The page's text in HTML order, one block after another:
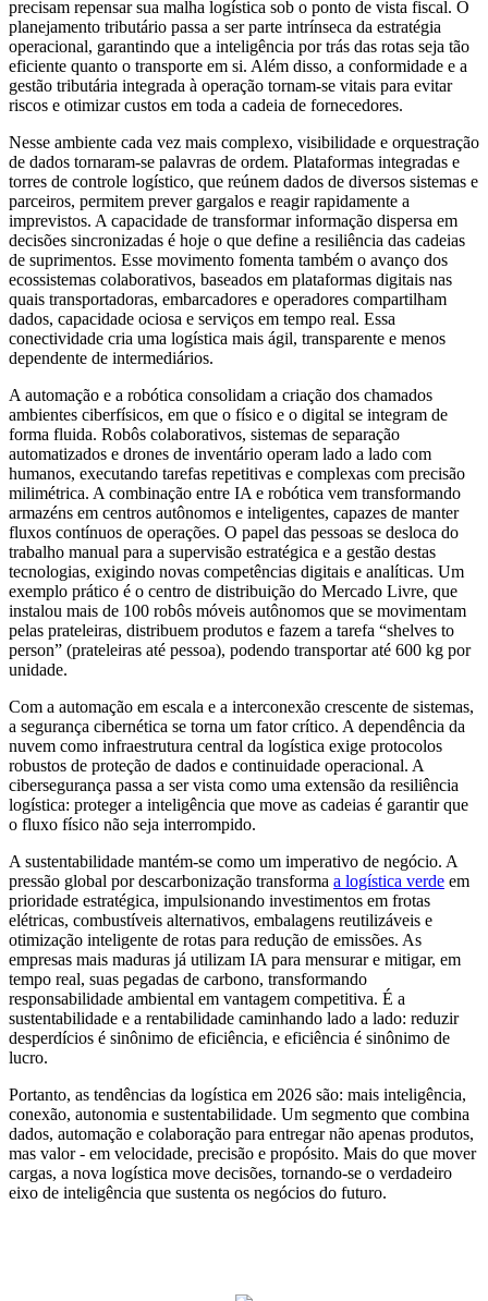
precisam repensar sua malha logística sob o ponto de vista fiscal. O
planejamento tributário passa a ser parte intrínseca da estratégia
operacional, garantindo que a inteligência por trás das rotas seja tão
eficiente quanto o transporte em si. Além disso, a conformidade e a
gestão tributária integrada à operação tornam-se vitais para evitar
riscos e otimizar custos em toda a cadeia de fornecedores.
Nesse ambiente cada vez mais complexo, visibilidade e orquestração
de dados tornaram-se palavras de ordem. Plataformas integradas e
torres de controle logístico, que reúnem dados de diversos sistemas e
parceiros, permitem prever gargalos e reagir rapidamente a
imprevistos. A capacidade de transformar informação dispersa em
decisões sincronizadas é hoje o que define a resiliência das cadeias
de suprimentos. Esse movimento fomenta também o avanço dos
ecossistemas colaborativos, baseados em plataformas digitais nas
quais transportadoras, embarcadores e operadores compartilham
dados, capacidade ociosa e serviços em tempo real. Essa
conectividade cria uma logística mais ágil, transparente e menos
dependente de intermediários.
A automação e a robótica consolidam a criação dos chamados
ambientes ciberfísicos, em que o físico e o digital se integram de
forma fluida. Robôs colaborativos, sistemas de separação
automatizados e drones de inventário operam lado a lado com
humanos, executando tarefas repetitivas e complexas com precisão
milimétrica. A combinação entre IA e robótica vem transformando
armazéns em centros autônomos e inteligentes, capazes de manter
fluxos contínuos de operações. O papel das pessoas se desloca do
trabalho manual para a supervisão estratégica e a gestão destas
tecnologias, exigindo novas competências digitais e analíticas. Um
exemplo prático é o centro de distribuição do Mercado Livre, que
instalou mais de 100 robôs móveis autônomos que se movimentam
pelas prateleiras, distribuem produtos e fazem a tarefa “shelves to
person” (prateleiras até pessoa), podendo transportar até 600 kg por
unidade.
Com a automação em escala e a interconexão crescente de sistemas,
a segurança cibernética se torna um fator crítico. A dependência da
nuvem como infraestrutura central da logística exige protocolos
robustos de proteção de dados e continuidade operacional. A
cibersegurança passa a ser vista como uma extensão da resiliência
logística: proteger a inteligência que move as cadeias é garantir que
o fluxo físico não seja interrompido.
A sustentabilidade mantém-se como um imperativo de negócio. A
pressão global por descarbonização transforma a logística verde em
prioridade estratégica, impulsionando investimentos em frotas
elétricas, combustíveis alternativos, embalagens reutilizáveis e
otimização inteligente de rotas para redução de emissões. As
empresas mais maduras já utilizam IA para mensurar e mitigar, em
tempo real, suas pegadas de carbono, transformando
responsabilidade ambiental em vantagem competitiva. É a
sustentabilidade e a rentabilidade caminhando lado a lado: reduzir
desperdícios é sinônimo de eficiência, e eficiência é sinônimo de
lucro.
Portanto, as tendências da logística em 2026 são: mais inteligência,
conexão, autonomia e sustentabilidade. Um segmento que combina
dados, automação e colaboração para entregar não apenas produtos,
mas valor - em velocidade, precisão e propósito. Mais do que mover
cargas, a nova logística move decisões, tornando-se o verdadeiro
eixo de inteligência que sustenta os negócios do futuro.